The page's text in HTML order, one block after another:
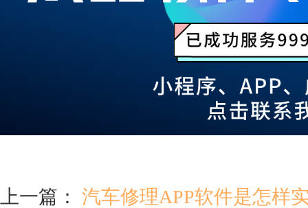
上一篇： 汽车修理APP软件是怎样